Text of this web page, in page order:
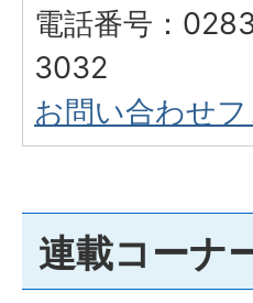
電話番号：
3032
お問い合わせ
連載コーナ